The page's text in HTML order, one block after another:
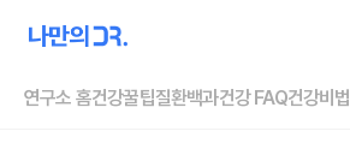
연구소 홈건강꿀팁질환백과건강 FAQ건강비법